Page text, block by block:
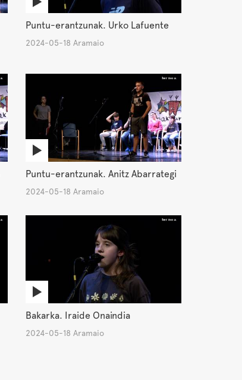
Puntu-erantzunak. Urko Lafuente
2024-05-18 Aramaio
Puntu-erantzunak. Anitz Abarrategi
2024-05-18 Aramaio
Bakarka. Iraide Onaindia
2024-05-18 Aramaio